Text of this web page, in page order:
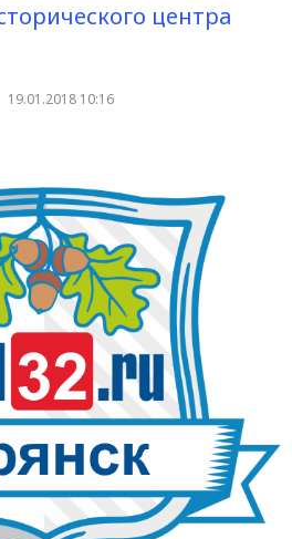
центра
19.01.2018 10:16